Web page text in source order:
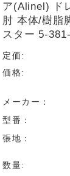
ア(Alinel) ド
肘 本体/樹脂
スター 5-
定価:
価格:
メーカー：
型番：
張地：
数量: